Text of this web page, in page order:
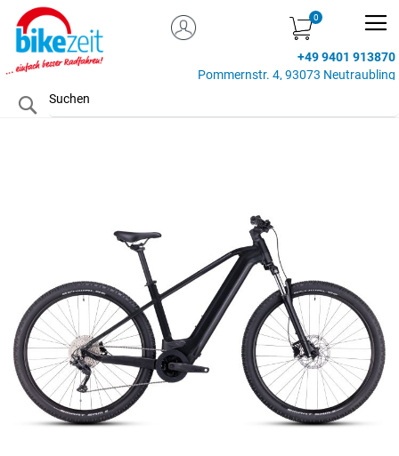
MEIN KONTO
+49 9401 913870
Pommernstr. 4, 93073 Neutraubling
Search